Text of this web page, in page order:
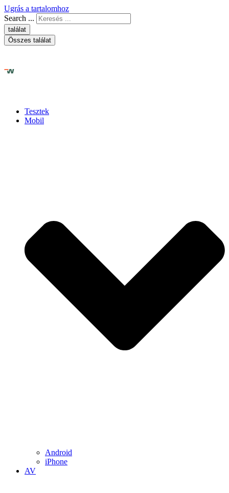
Ugrás a tartalomhoz
Search ...
találat
Összes találat
Tesztek
Mobil
Android
iPhone
AV